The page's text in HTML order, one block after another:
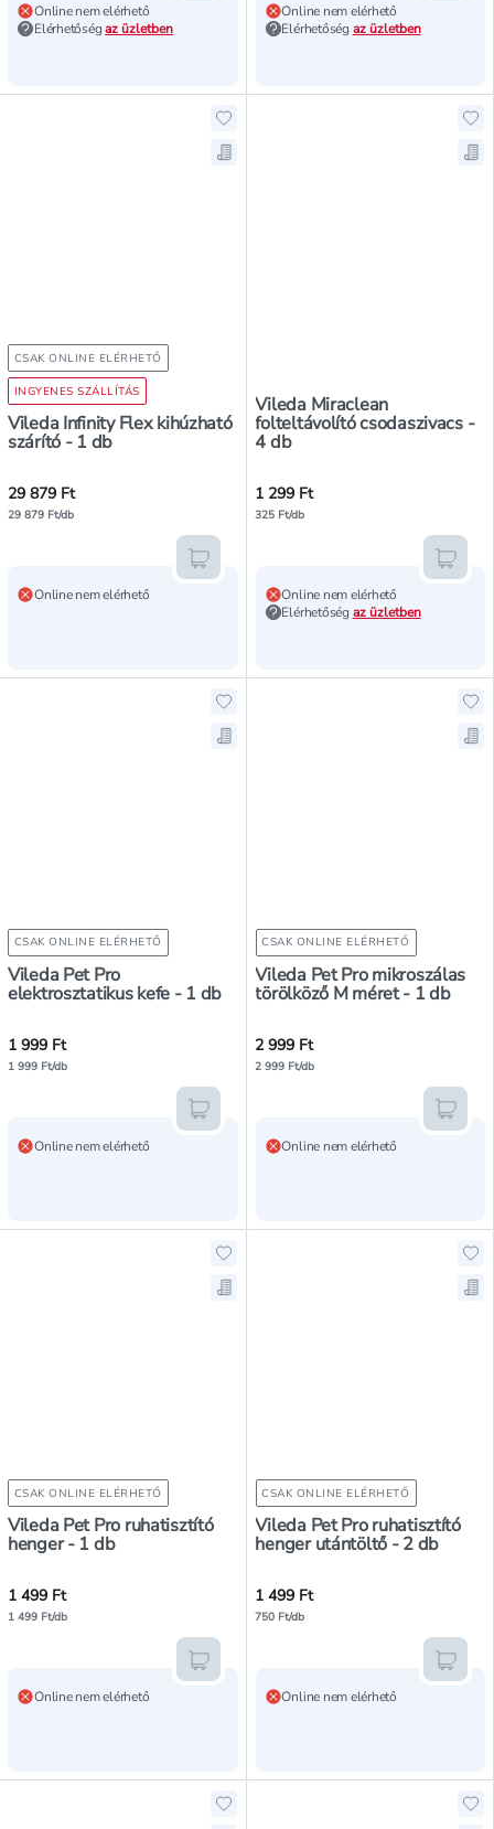
Online nem elérhető
Elérhetőségaz üzletben
Online nem elérhető
Elérhetőség az üzletben
CSAK ONLINE ELÉRHETŐ
INGYENES SZÁLLÍTÁS
Vileda Infinity Flex kihúzható
szárító - 1 db
Hozzáadás a kedvencekhez,
Mentés a bevásárló listára,
29 879 Ft
29 879 Ft/db
Online nem elérhető
Kosárba teszem
Vileda Miraclean
folteltávolító csodaszivacs -
4 db
1 299 Ft
325 Ft/db
Online nem elérhető
Elérhetőség az üzletben
CSAK ONLINE ELÉRHETŐ
Vileda Pet Pro
elektrosztatikus kefe - 1 db
Hozzáadás a kedvencekhez,
Mentés a bevásárló listára,
1 999 Ft
1 999 Ft/db
Online nem elérhető
Kosárba teszem
CSAK ONLINE ELÉRHETŐ
Vileda Pet Pro mikroszálas
törölköző M méret - 1 db
2 999 Ft
2 999 Ft/db
Online nem elérhető
CSAK ONLINE ELÉRHETŐ
Vileda Pet Pro ruhatisztító
henger - 1 db
Hozzáadás a kedvencekhez,
Mentés a bevásárló listára,
1 499 Ft
1 499 Ft/db
Online nem elérhető
Kosárba teszem
CSAK ONLINE ELÉRHETŐ
Vileda Pet Pro ruhatisztító
henger utántöltő - 2 db
1 499 Ft
750 Ft/db
Online nem elérhető
Hozzáadás a kedvencekhez,